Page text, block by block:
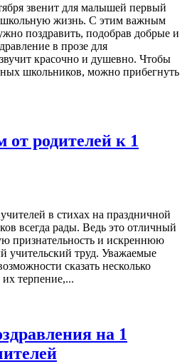
звенит для малышей первый
школьную жизнь. С этим важным
поздравить, подобрав добрые и
в прозе для
красочно и душевно. Чтобы
школьников, можно прибегнуть
от родителей к 1
в стихах на праздничной
всегда рады. Ведь это отличный
признательность и искреннюю
учительский труд. Уважаемые
сказать несколько
терпение,...
на 1